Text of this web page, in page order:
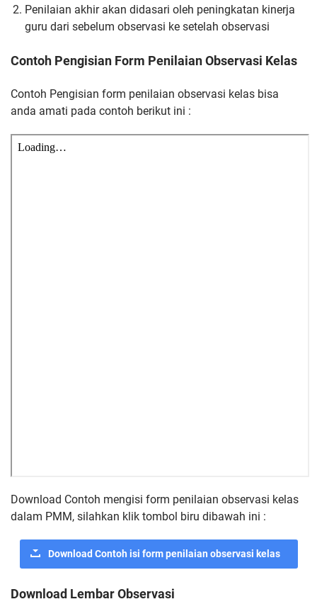
Penilaian akhir akan didasari oleh peningkatan kinerja
guru dari sebelum observasi ke setelah observasi
Contoh Pengisian Form Penilaian Observasi Kelas
Contoh Pengisian form penilaian observasi kelas bisa
anda amati pada contoh berikut ini :
Download Contoh mengisi form penilaian observasi kelas
dalam PMM, silahkan klik tombol biru dibawah ini :
Download Contoh isi form penilaian observasi kelas
Download Lembar Observasi